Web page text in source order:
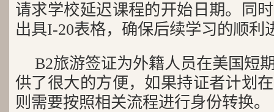
请求学校延迟课程的开始日期。同
出具I-20表格，确保后续学习的顺利
B2旅游签证为外籍人员在美国短
供了很大的方便，如果持证者计划
则需要按照相关流程进行身份转换。